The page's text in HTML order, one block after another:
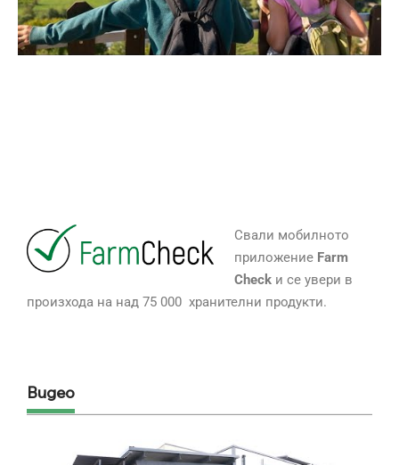
Свали мобилното
приложение Farm
Checkи се увери в
произхода на над 75 000 хранителни продукти.
Видео